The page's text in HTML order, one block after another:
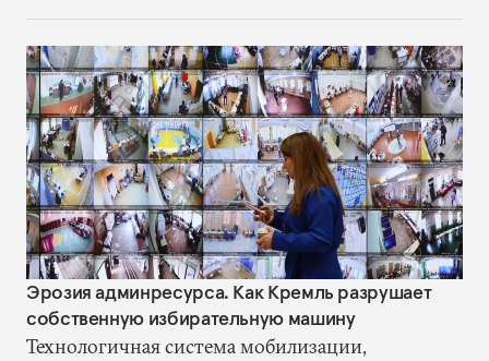
война не закончится.
Эрозия админресурса. Как Кремль разрушает
собственную избирательную машину
Технологичная система мобилизации,